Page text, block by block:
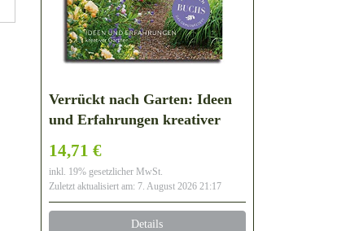
Verrückt nach Garten: Ideen
und Erfahrungen kreativer
14,71 €
inkl. 19% gesetzlicher MwSt.
Zuletzt aktualisiert am: 7. August 2026 21:17
Details